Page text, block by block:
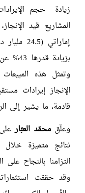
زيادة حجم
وتمثل هذه المبيعات
قادمة، ما يشير إلى
وعلّقمحمّد العبّارعلى
نتائج متميزة
التزامنا بالنجاح
وقد حققت